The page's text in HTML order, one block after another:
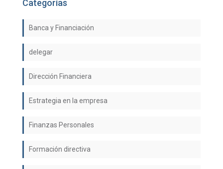
Categorías
Banca y Financiación
delegar
Dirección Financiera
Estrategia en la empresa
Finanzas Personales
Formación directiva